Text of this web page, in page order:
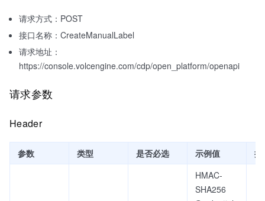
请求方式：POST
接口名称：CreateManualLabel
请求地址：
https://console.volcengine.com/cdp/open_platform/openapi
请求参数
Header
参数 类型 是否必选 示例值 描
HMAC-
SHA256